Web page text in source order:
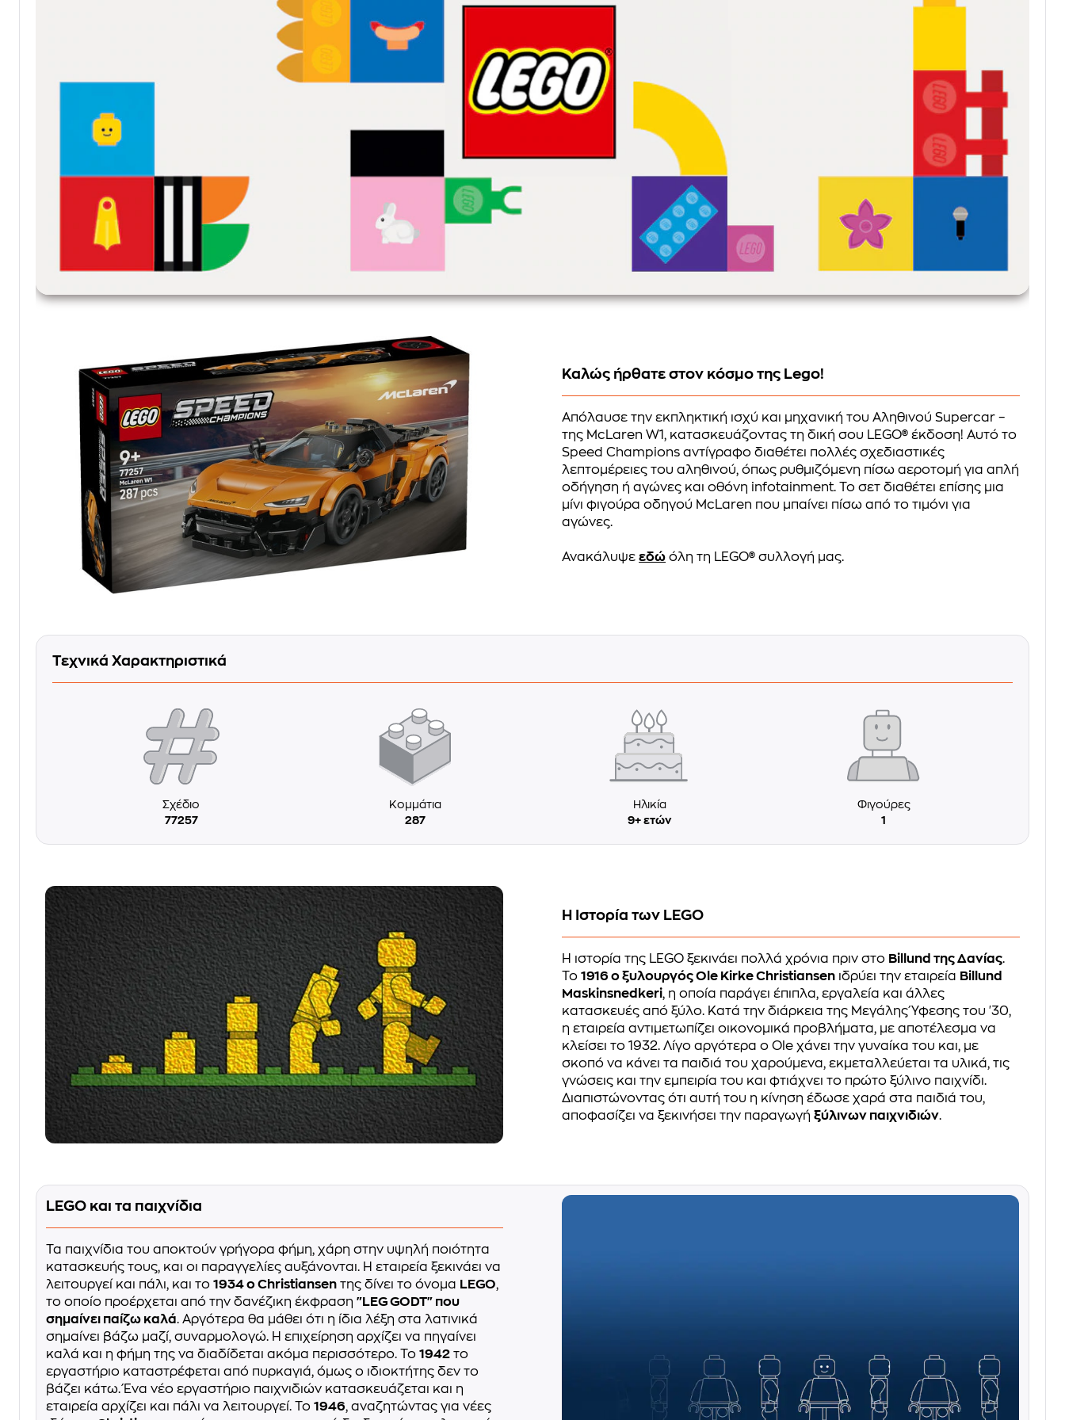
Καλώς ήρθατε στον κόσμο της Lego!
Απόλαυσε την εκπληκτική ισχύ και μηχανική του Αληθινού Supercar –
της McLaren W1, κατασκευάζοντας τη δική σου LEGO® έκδοση! Αυτό το
Speed Champions αντίγραφο διαθέτει πολλές σχεδιαστικές
λεπτομέρειες του αληθινού, όπως ρυθμιζόμενη πίσω αεροτομή για απλή
οδήγηση ή αγώνες και οθόνη infotainment. Το σετ διαθέτει επίσης μια
μίνι φιγούρα οδηγού McLaren που μπαίνει πίσω από το τιμόνι για
αγώνες.
Ανακάλυψεεδώ όλη τη LEGO® συλλογή μας.
Τεχνικά Χαρακτηριστικά
Σχέδιο
77257
Κομμάτια
287
Ηλικία
9+ ετών
Φιγούρες
1
Η Ιστορία των LEGO
Η ιστορία της LEGO ξεκινάει πολλά χρόνια πριν στο Billund της Δανίας.
Το1916 ο ξυλουργός Ole Kirke Christiansen ιδρύει την εταιρεία Billund
Maskinsnedkeri, η οποία παράγει έπιπλα, εργαλεία και άλλες
κατασκευές από ξύλο. Κατά την διάρκεια της Μεγάλης Ύφεσης του '30,
η εταιρεία αντιμετωπίζει οικονομικά προβλήματα, με αποτέλεσμα να
κλείσει το 1932. Λίγο αργότερα ο Ole χάνει την γυναίκα του και, με
σκοπό να κάνει τα παιδιά του χαρούμενα, εκμεταλλεύεται τα υλικά, τις
γνώσεις και την εμπειρία του και φτιάχνει το πρώτο ξύλινο παιχνίδι.
Διαπιστώνοντας ότι αυτή του η κίνηση έδωσε χαρά στα παιδιά του,
αποφασίζει να ξεκινήσει την παραγωγήξύλινων παιχνιδιών.
LEGO και τα παιχνίδια
Τα παιχνίδια του αποκτούν γρήγορα φήμη, χάρη στην υψηλή ποιότητα
κατασκευής τους, και οι παραγγελίες αυξάνονται. Η εταιρεία ξεκινάει να
λειτουργεί και πάλι, και το 1934 ο Christiansen της δίνει το όνομα LEGO,
το οποίο προέρχεται από την δανέζικη έκφραση "LEG GODT" που
σημαίνει παίζω καλά. Αργότερα θα μάθει ότι η ίδια λέξη στα λατινικά
σημαίνει βάζω μαζί, συναρμολογώ. Η επιχείρηση αρχίζει να πηγαίνει
καλά και η φήμη της να διαδίδεται ακόμα περισσότερο. Το 1942 το
εργαστήριο καταστρέφεται από πυρκαγιά, όμως ο ιδιοκτήτης δεν το
βάζει κάτω. Ένα νέο εργαστήριο παιχνιδιών κατασκευάζεται και η
εταιρεία αρχίζει και πάλι να λειτουργεί. Το 1946, αναζητώντας για νέες